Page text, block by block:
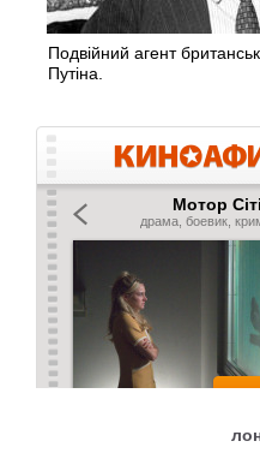
Подвійний агент
Путіна.